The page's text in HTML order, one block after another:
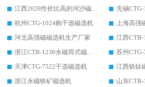
江西2026性价比高的河沙磁选机生产厂家工作原理(通俗 + 专业双版，适配产品文案/介绍使用)
无锡
杭州CTG-1024购干选磁选机
上海高强
河北高强磁磁选机生产厂家
浙江CTB-1230永磁筒式磁选机生产厂家
天津CTG-7522干选磁选机
江西钒钛
浙江永磁铁矿磁选机